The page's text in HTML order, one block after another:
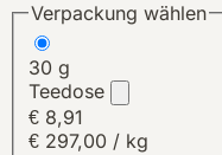
Verpackung wählen
30 g
Teedose
€ 8,91
€ 297,00 / kg